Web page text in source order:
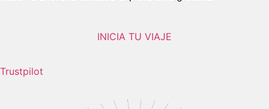
INICIA TU VIAJE
Trustpilot